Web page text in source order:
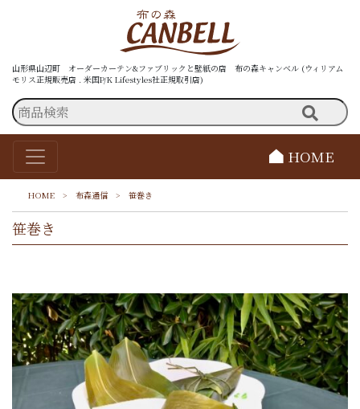
山形県山辺町 オーダーカーテン&ファブリックと壁紙の店 布の森キャンベル (ウィリアム
モリス正規販売店 . 米国P/K Lifestyles社正規取引店)
HOME
HOME > 布森通信 > 笹巻き
笹巻き